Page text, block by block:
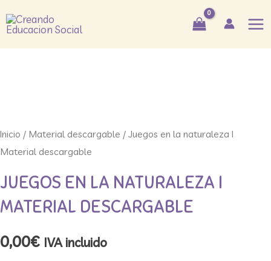
al
contenido
Inicio / Material descargable / Juegos en la naturaleza I
Material descargable
JUEGOS EN LA NATURALEZA I
MATERIAL DESCARGABLE
0,00€ IVA incluido